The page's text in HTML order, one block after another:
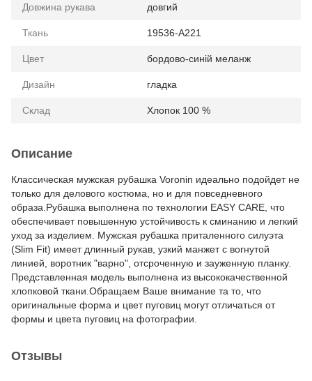
Довжина рукава довгий
Ткань 19536-А221
Цвет бордово-синій меланж
Дизайн гладка
Склад Хлопок 100 %
Описание
Классическая мужская рубашка Voronin идеально подойдет не
только для делового костюма, но и для повседневного
образа.Рубашка выполнена по технологии EASY CARE, что
обеспечивает повышенную устойчивость к сминанию и легкий
уход за изделием. Мужская рубашка приталенного силуэта
(Slim Fit) имеет длинный рукав, узкий манжет с вогнутой
линией, воротник "варно", отсроченную и зауженную планку.
Представленная модель выполнена из высококачественной
хлопковой ткани.Обращаем Ваше внимание та то, что
оригинальные форма и цвет пуговиц могут отличаться от
формы и цвета пуговиц на фотографии.
Отзывы